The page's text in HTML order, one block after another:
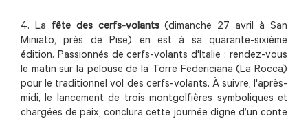
4. La fête des cerfs-volants(dimanche 27 avril à San
Miniato, près de Pise) en est à sa quarante-sixième
édition. Passionnés de cerfs-volants d'Italie : rendez-vous
le matin sur la pelouse de la Torre Federiciana (La Rocca)
pour le traditionnel vol des cerfs-volants. À suivre, l'après-
midi, le lancement de trois montgolfières symboliques et
chargées de paix, conclura cette journée digne d’un conte